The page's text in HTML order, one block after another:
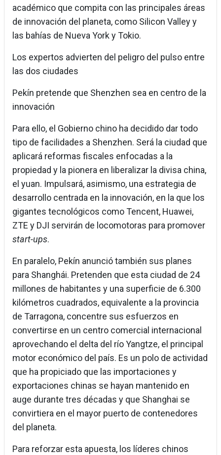
académico que compita con las principales áreas
de innovación del planeta, como Silicon Valley y
las bahías de Nueva York y Tokio.
Los expertos advierten del peligro del pulso entre
las dos ciudades
Pekín pretende que Shenzhen sea en centro de la
innovación
Para ello, el Gobierno chino ha decidido dar todo
tipo de facilidades a Shenzhen. Será la ciudad que
aplicará reformas fiscales enfocadas a la
propiedad y la pionera en liberalizar la divisa china,
el yuan. Impulsará, asimismo, una estrategia de
desarrollo centrada en la innovación, en la que los
gigantes tecnológicos como Tencent, Huawei,
ZTE y DJI servirán de locomotoras para promover
start-ups.
En paralelo, Pekín anunció también sus planes
para Shanghái. Pretenden que esta ciudad de 24
millones de habitantes y una superficie de 6.300
kilómetros cuadrados, equivalente a la provincia
de Tarragona, concentre sus esfuerzos en
convertirse en un centro comercial internacional
aprovechando el delta del río Yangtze, el principal
motor económico del país. Es un polo de actividad
que ha propiciado que las importaciones y
exportaciones chinas se hayan mantenido en
auge durante tres décadas y que Shanghai se
convirtiera en el mayor puerto de contenedores
del planeta.
Para reforzar esta apuesta, los líderes chinos